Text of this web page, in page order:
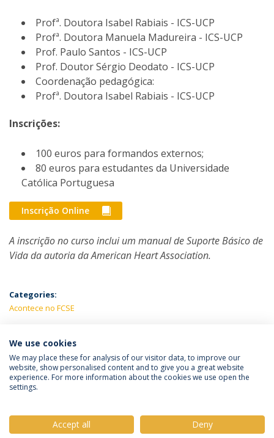
Profª. Doutora Isabel Rabiais - ICS-UCP
Profª. Doutora Manuela Madureira - ICS-UCP
Prof. Paulo Santos - ICS-UCP
Prof. Doutor Sérgio Deodato - ICS-UCP
Coordenação pedagógica:
Profª. Doutora Isabel Rabiais - ICS-UCP
Inscrições:
100 euros para formandos externos;
80 euros para estudantes da Universidade
Católica Portuguesa
Inscrição Online
A inscrição no curso inclui um manual de Suporte Básico de
Vida da autoria da American Heart Association.
Categories:
Acontece no FCSE
LATEST NEWS
Política de Privacidade
Termos e Condições
We use cookies
We may place these for analysis of our visitor data, to improve our
website, show personalised content and to give you a great website
experience. For more information about the cookies we use open the
settings.
Accept all Deny